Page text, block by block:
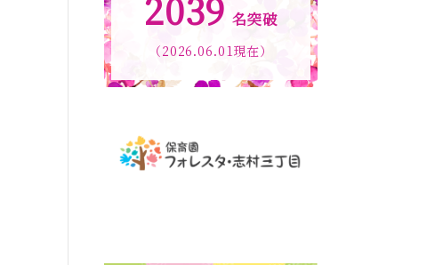
2039 名突破
（2026.06.01現在）